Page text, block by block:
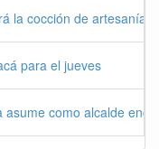
la cocción de
para el jueves
asume como alcalde